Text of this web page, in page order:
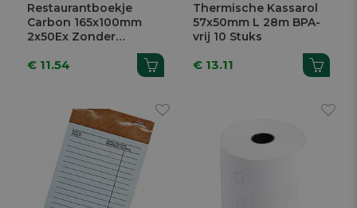
Restaurantboekje
Carbon 165x100mm
2x50Ex Zonder
€ 11.54
Thermische Kassarol
57x50mm L 28m BPA-
vrij 10 Stuks
€ 13.11